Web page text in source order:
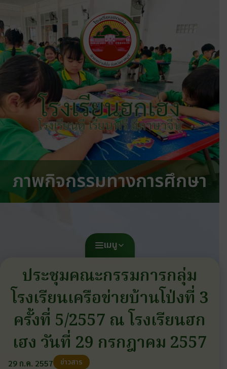
โรงเรียนฮกเฮง
โรงเรียนดี เรียนฟรี มีภาษาจีน
ภาพกิจกรรมทางการศึกษา
เมนู
ประชุมคณะกรรมการกลุ่ม
โรงเรียนเครือข่ายบ้านโป่งที่ 3
ครั้งที่ 5/2557 ณ โรงเรียนฮก
เฮง วันที่ 29 กรกฎาคม 2557
29 ก.ค. 2557 ข่าวสาร